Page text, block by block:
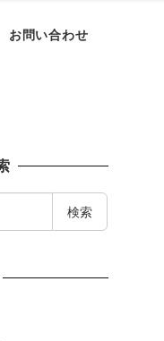
お問い合わせ
検索